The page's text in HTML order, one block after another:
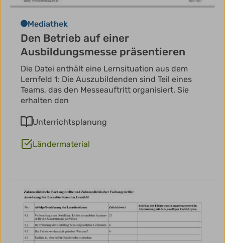
Mediathek
Den Betrieb auf einer
Ausbildungsmesse präsentieren
Die Datei enthält eine Lernsituation aus dem
Lernfeld 1: Die Auszubildenden sind Teil eines
Teams, das den Messeauftritt organisiert. Sie
erhalten den
Unterrichtsplanung
Ländermaterial